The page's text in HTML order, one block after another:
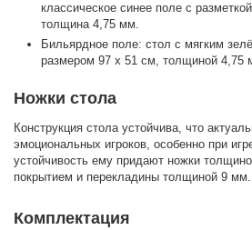
классическое синее поле с
толщина 4,75 мм.
Бильярдное поле: стол с мягким
размером 97 х 51 см, толщиной 4,75
Ножки стола
Конструкция стола устойчива, что
эмоциональных игроков, особенно при
устойчивость ему придают ножки
покрытием и перекладины толщиной 9 мм.
Комплектация